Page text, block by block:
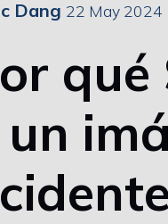
Dang 22 May 2024
un